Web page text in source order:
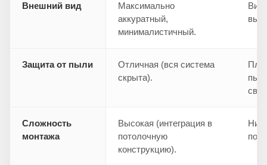
Внешний вид
Максимально
аккуратный,
минималистичный.
Защита от пыли
Отличная (вся система
скрыта).
Сложность
монтажа
Высокая (интеграция в
потолочную
конструкцию).